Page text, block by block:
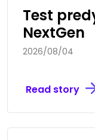
Test
NextGen
2026/08/04
Read story